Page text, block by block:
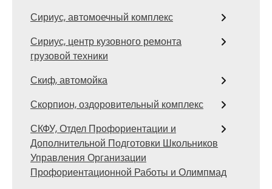
Сириус, автомоечный комплекс
Сириус, центр кузовного ремонта
грузовой техники
Скиф, автомойка
Скорпион, оздоровительный комплекс
СКФУ, Отдел Профориентации и
Дополнительной Подготовки Школьников
Управления Организации
Профориентационной Работы и Олимпмад